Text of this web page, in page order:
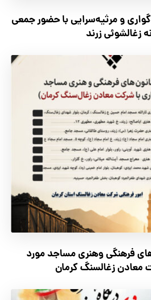
و مرثیه‌سرایی با حضور جمعی
زغالشوئي زرند
فرهنگي وهنري مساجد مورد
معادن زغالسنگ كرمان